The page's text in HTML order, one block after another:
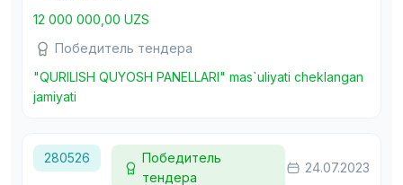
12 000 000,00 UZS
Победитель тендера
"QURILISH QUYOSH PANELLARI" mas`uliyati cheklangan
jamiyati
280526
Победитель
тендера
24.07.2023